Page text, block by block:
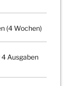
(4 Wochen)
4 Ausgaben